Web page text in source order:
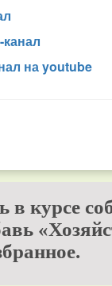
на youtube
в курсе